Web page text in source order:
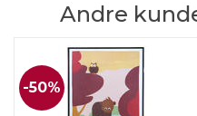
Andre
50%